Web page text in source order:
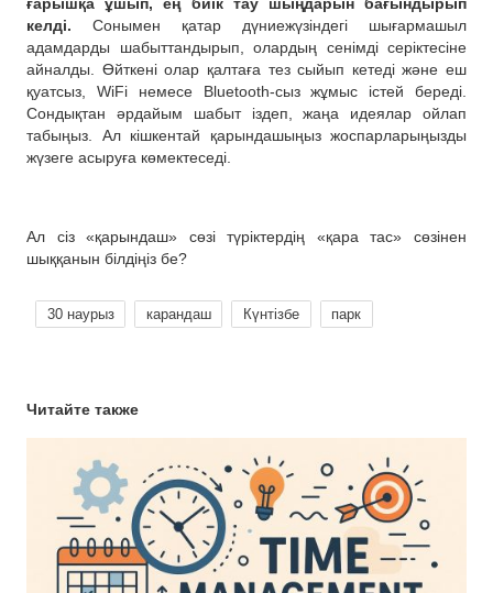
келді. Сонымен қатар дүниежүзіндегі шығармашыл
адамдарды шабыттандырып, олардың сенімді серіктесіне
айналды. Өйткені олар қалтаға тез сыйып кетеді және еш
қуатсыз, WiFi немесе Bluetooth-сыз жұмыс істей береді.
Сондықтан әрдайым шабыт іздеп, жаңа идеялар ойлап
табыңыз. Ал кішкентай қарындашыңыз жоспарларыңызды
жүзеге асыруға көмектеседі.
Ал сіз «қарындаш» сөзі түріктердің «қара тас» сөзінен
шыққанын білдіңіз бе?
30 наурыз карандаш Күнтізбе парк
Читайте также